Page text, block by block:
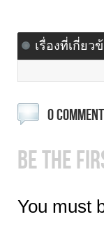
เรื่องที่เกี่ยว
0
BE THE
You must